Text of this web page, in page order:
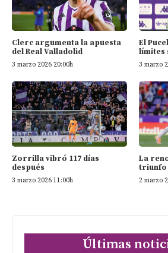
Clerc argumenta la apuesta
del Real Valladolid
3 marzo 2026 20:00h
El
límites
3 marzo
Zorrilla vibró 117 días
después
3 marzo 2026 11:00h
La
triunfo
2 marzo
Últimas